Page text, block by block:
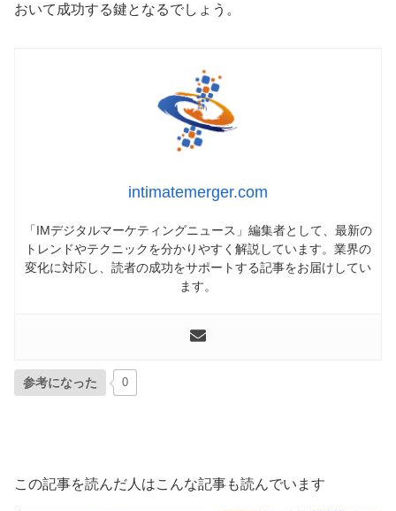
おいて成功する鍵となるでしょう。
intimatemerger.com
「IMデジタルマーケティングニュース」編集者として、最新の
トレンドやテクニックを分かりやすく解説しています。業界の
変化に対応し、読者の成功をサポートする記事をお届けしてい
ます。
参考になった 0
この記事を読んだ人はこんな記事も読んでいます